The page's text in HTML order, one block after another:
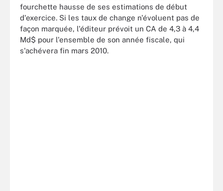
fourchette hausse de ses estimations de début
d'exercice. Si les taux de change n'évoluent pas de
façon marquée, l'éditeur prévoit un CA de 4,3 à 4,4
Md$ pour l'ensemble de son année fiscale, qui
s'achévera fin mars 2010.